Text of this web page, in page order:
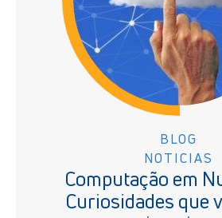
BLOG
NOTICIAS
Computação em
Curiosidades que